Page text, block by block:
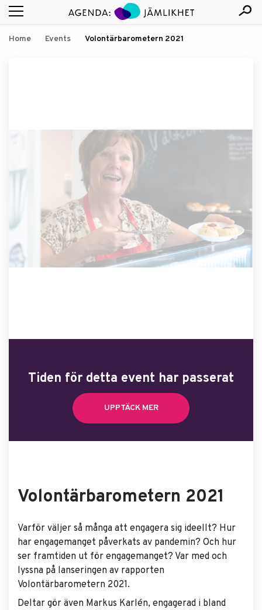
Home Events Volontärbarometern 2021
Tiden för detta event har passerat
UPPTÄCK MER
Volontärbarometern 2021
Varför väljer så många att engagera sig ideellt? Hur
har engagemanget påverkats av pandemin? Och hur
ser framtiden ut för engagemanget? Var med och
lyssna på lanseringen av rapporten
Volontärbarometern 2021.
Deltar gör även Markus Karlén, engagerad i bland